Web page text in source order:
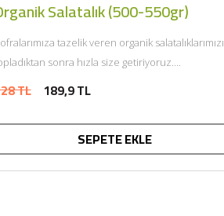
Salatalık (500-550gr)
tazelik veren organik salatalıklarımızı
sonra hızla size getiriyoruz....
TL 189,9 TL
SEPETE EKLE